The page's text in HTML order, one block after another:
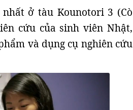
ở tàu Kounotori 3 (Cò
cứu của sinh viên Nhật,
và dụng cụ nghiên cứu